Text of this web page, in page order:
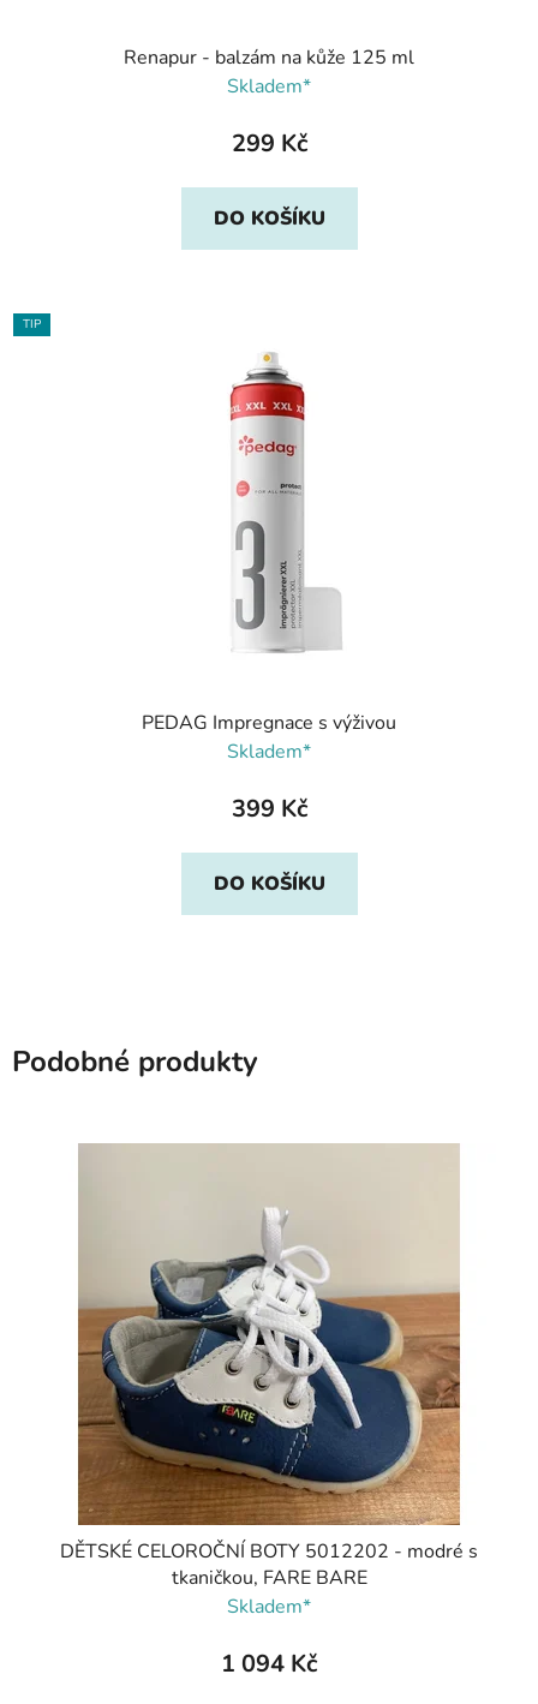
Renapur - balzám na kůže 125 ml
Skladem*
299 Kč
DO KOŠÍKU
TIP
PEDAG Impregnace s výživou
Skladem*
399 Kč
DO KOŠÍKU
Podobné produkty
DĚTSKÉ CELOROČNÍ BOTY 5012202 - modré s
tkaničkou, FARE BARE
Skladem*
1 094 Kč